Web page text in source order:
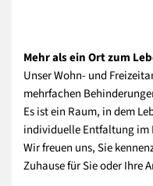
Mehr als ein Ort zum
Unser Wohn- und
mehrfachen
Es ist ein Raum, in dem
individuelle Entfaltung im
Wir freuen uns, Sie
Zuhause für Sie oder Ihre